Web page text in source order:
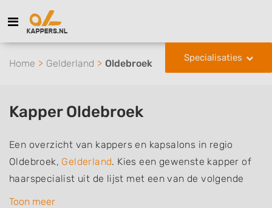
Specialisaties
Home Gelderland Oldebroek
Kapper Oldebroek
Een overzicht van kappers en kapsalons in regio
Oldebroek, Gelderland. Kies een gewenste kapper of
haarspecialist uit de lijst met een van de volgende
specialisaties of aantekeningen: mannen of
Toon meer